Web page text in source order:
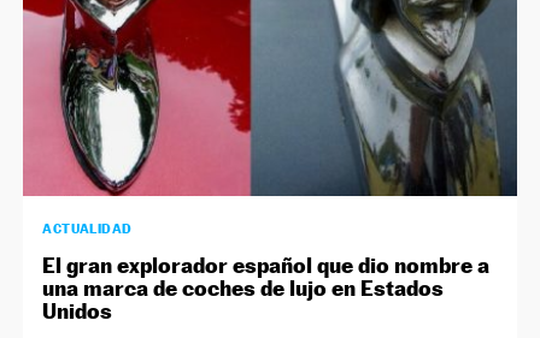
ACTUALIDAD
El gran explorador español que dio nombre a
una marca de coches de lujo en Estados
Unidos